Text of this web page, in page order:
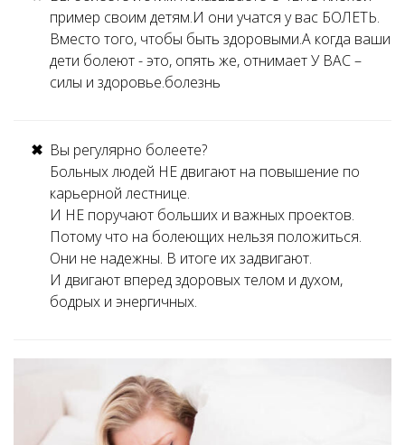
пример своим детям.И они учатся у вас БОЛЕТЬ.
Вместо того, чтобы быть здоровыми.А когда ваши
дети болеют - это, опять же, отнимает У ВАС –
силы и здоровье.болезнь
Вы регулярно болеете?
Больных людей НЕ двигают на повышение по
карьерной лестнице.
И НЕ поручают больших и важных проектов.
Потому что на болеющих нельзя положиться.
Они не надежны. В итоге их задвигают.
И двигают вперед здоровых телом и духом,
бодрых и энергичных.